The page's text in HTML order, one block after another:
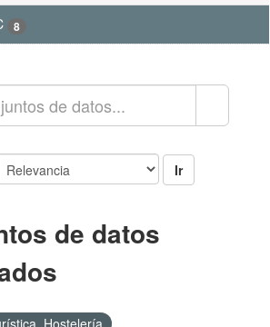
8
Ir
de datos
Hostelería